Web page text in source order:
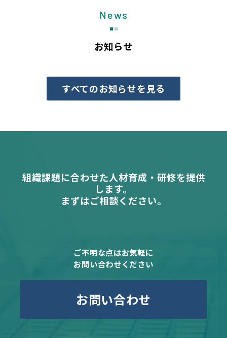
News
お知らせ
すべてのお知らせを見る
組織課題に合わせた人材育成・研修を提供
します。
まずはご相談ください。
ご不明な点はお気軽に
お問い合わせください
お問い合わせ